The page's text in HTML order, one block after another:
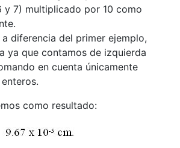
y 7) multiplicado por 10 como
diferencia del primer ejemplo,
ya que contamos de izquierda
en cuenta únicamente
como resultado: